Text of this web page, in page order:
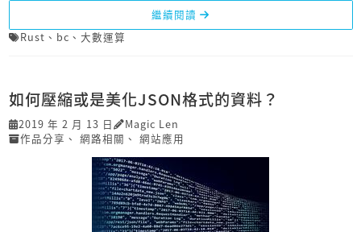
繼續閱讀
Rust 、 bc 、 大數運算
如何壓縮或是美化JSON格式的資料？
2019 年 2 月 13 日
Magic Len
作品分享 、 網路相關 、 網站應用